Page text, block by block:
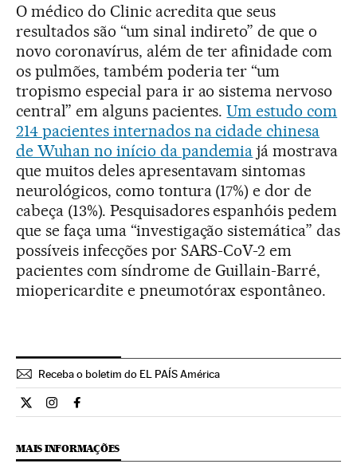
O médico do Clinic acredita que seus
resultados são “um sinal indireto” de que o
novo coronavírus, além de ter afinidade com
os pulmões, também poderia ter “um
tropismo especial para ir ao sistema nervoso
central” em alguns pacientes.Um estudo com
214 pacientes internados na cidade chinesa
de Wuhan no início da pandemia já mostrava
que muitos deles apresentavam sintomas
neurológicos, como tontura (17%) e dor de
cabeça (13%). Pesquisadores espanhóis pedem
que se faça uma “investigação sistemática” das
possíveis infecções por SARS-CoV-2 em
pacientes com síndrome de Guillain-Barré,
miopericardite e pneumotórax espontâneo.
Receba o boletim do EL PAÍS América
Ciencia El País Brasil en Twitter
Ciencia El País Brasil en Instagram
Ciencia El País Brasil en Facebook
MAIS INFORMAÇÕES